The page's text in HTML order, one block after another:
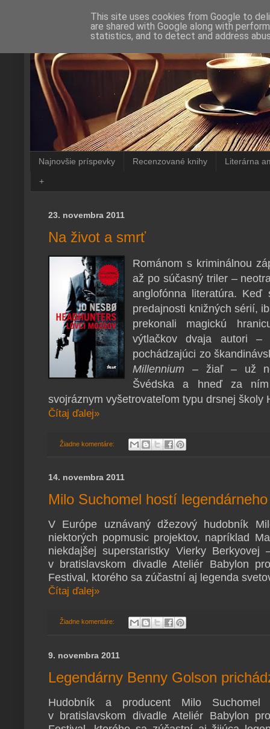
Najnovšie príspevky Recenzované knihy Literárna
+
23. novembra 2011
Na život a smrť
Románom s kriminálnou
až po súčasný triler –
anglofónna literatúra.
predajnosti knižných sérií,
prekonali magickú
výtlačkov dvaja autori
pochádzajúci zo
Millennium – žiaľ – už
Švédska a hneď za
svojráznym vyšetrovateľom typu drsnej školy
Čítaj ďalej»
Žiadne komentáre:
14. novembra 2011
Milo Suchomel hostí
V Európe uznávaný džezový hudobník
niektorých popmusic projektov, napríklad
niekdajšej superstaristky Vierky
v bratislavskom divadle Ateliér Babylon
Festival, ktorého sa zúčastní aj legenda
Čítaj ďalej»
Žiadne komentáre:
9. novembra 2011
Legendárny Benny Golson
Hudobník a producent Milo
v bratislavskom divadle Ateliér Babylon
This site uses cookies from Google to
are shared with Google along with
statistics, and to detect and address